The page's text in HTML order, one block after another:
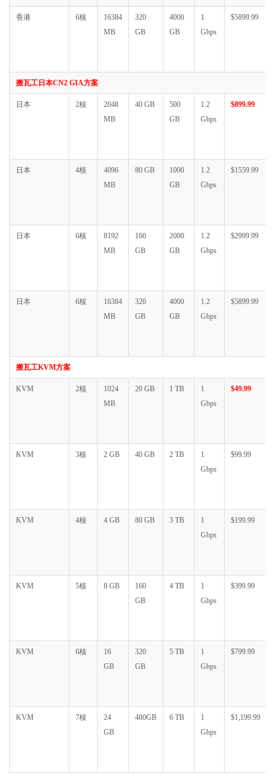
香港 6核
16384
MB
320
GB
4000
GB
1
Gbps
$5899.99
搬瓦工日本CN2 GIA方案
日本 2核
2048
MB
40 GB
500
GB
1.2
Gbps
$899.99
日本 4核
4096
MB
80 GB
1000
GB
1.2
Gbps
$1559.99
日本 6核
8192
MB
160
GB
2000
GB
1.2
Gbps
$2999.99
日本 6核
16384
MB
320
GB
4000
GB
1.2
Gbps
$5899.99
搬瓦工KVM方案
KVM 2核
1024
MB
20 GB 1 TB
1
Gbps
$49.99
KVM 3核 2 GB 40 GB 2 TB
1
Gbps
$99.99
KVM 4核 4 GB 80 GB 3 TB
1
Gbps
$199.99
KVM 5核 8 GB
160
GB
4 TB
1
Gbps
$399.99
KVM 6核
16
GB
320
GB
5 TB
1
Gbps
$799.99
KVM 7核
24
GB
480GB 6 TB
1
Gbps
$1,199.99